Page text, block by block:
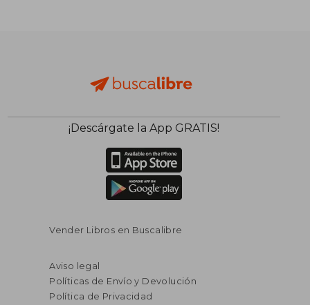
¡Descárgate la App GRATIS!
Vender Libros en Buscalibre
Aviso legal
Políticas de Envío y Devolución
Política de Privacidad